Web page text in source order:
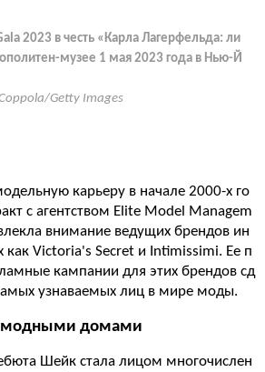
2023 в честь «Карла Лагерфельда: ли
музее 1 мая 2023 года в Нью-Й
Getty Images
карьеру в начале 2000-х го
с агентством Elite Model Managem
внимание ведущих брендов ин
как Victoria's Secret и Intimissimi. Ее п
кампании для этих брендов сд
узнаваемых лиц в мире моды.
модными домами
Шейк стала лицом многочислен